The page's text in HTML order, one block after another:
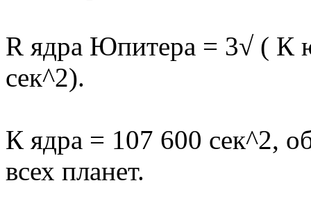
R ядра Юпитера = 3√ ( К
сек^2).
К ядра = 107 600 сек^2,
всех планет.